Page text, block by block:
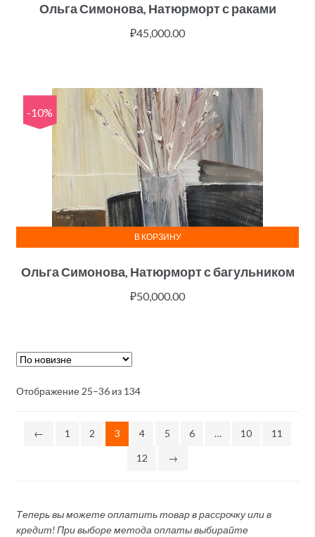
Ольга Симонова, Натюрморт с раками
₽45,000.00
-10%
Ольга Симонова, Натюрморт с багульником
₽50,000.00
В КОРЗИНУ
Отображение 25–36 из 134
← 1 2 3 4 5 6 … 10 11
12 →
Теперь вы можете оплатить товар в рассрочку или в
кредит! При выборе метода оплаты выбирайте